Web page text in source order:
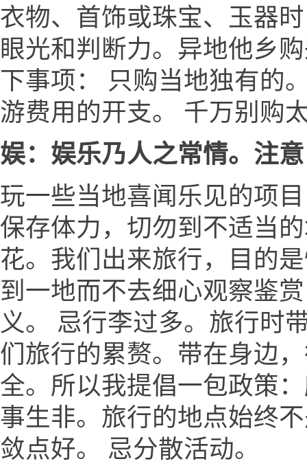
衣物、首饰或珠宝、玉器
眼光和判断力。异地他乡
下事项： 只购当地独有的
游费用的开支。 千万别购
娱：娱乐乃人之常情。注
玩一些当地喜闻乐见的项
保存体力，切勿到不适当
花。我们出来旅行，目的
到一地而不去细心观察鉴
义。 忌行李过多。旅行时
们旅行的累赘。带在身边
全。所以我提倡一包政策
事生非。旅行的地点始终
敛点好。 忌分散活动。